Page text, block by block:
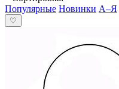
Популярные Новинки А–Я
♡